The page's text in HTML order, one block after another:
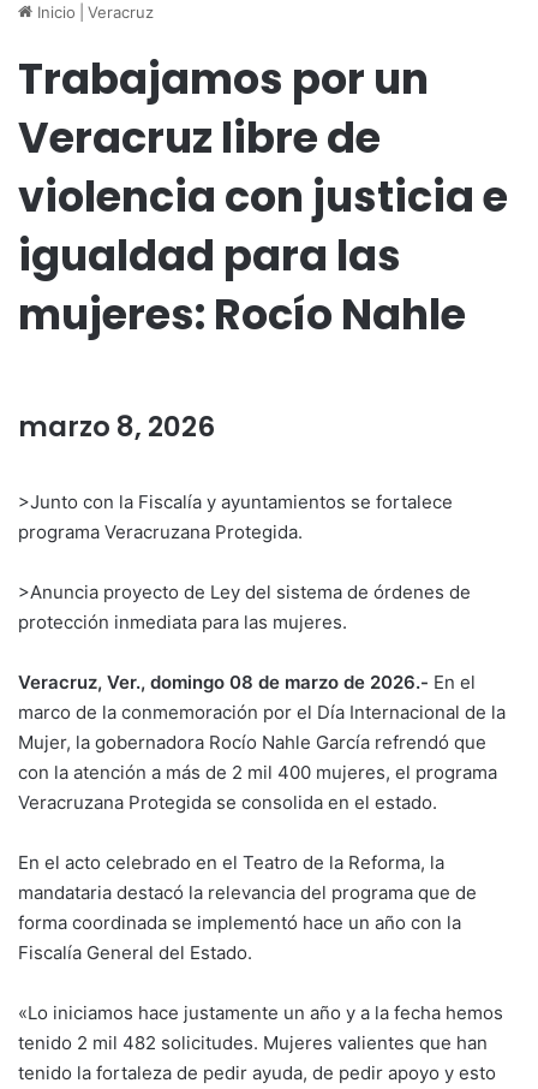
Inicio Veracruz
Trabajamos por un
Veracruz libre de
violencia con justicia e
igualdad para las
mujeres: Rocío Nahle
marzo 8, 2026
>Junto con la Fiscalía y ayuntamientos se fortalece
programa Veracruzana Protegida.
>Anuncia proyecto de Ley del sistema de órdenes de
protección inmediata para las mujeres.
Veracruz, Ver., domingo 08 de marzo de 2026.- En el
marco de la conmemoración por el Día Internacional de la
Mujer, la gobernadora Rocío Nahle García refrendó que
con la atención a más de 2 mil 400 mujeres, el programa
Veracruzana Protegida se consolida en el estado.
En el acto celebrado en el Teatro de la Reforma, la
mandataria destacó la relevancia del programa que de
forma coordinada se implementó hace un año con la
Fiscalía General del Estado.
«Lo iniciamos hace justamente un año y a la fecha hemos
tenido 2 mil 482 solicitudes. Mujeres valientes que han
tenido la fortaleza de pedir ayuda, de pedir apoyo y esto